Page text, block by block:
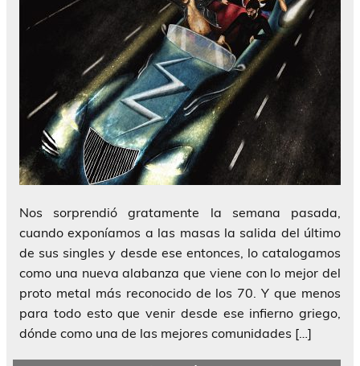
Nos sorprendió gratamente la semana pasada,
cuando exponíamos a las masas la salida del último
de sus singles y desde ese entonces, lo catalogamos
como una nueva alabanza que viene con lo mejor del
proto metal más reconocido de los 70. Y que menos
para todo esto que venir desde ese infierno griego,
dónde como una de las mejores comunidades […]